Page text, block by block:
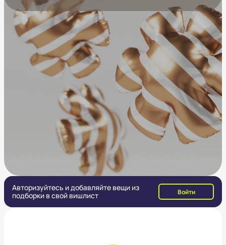
Авторизуйтесь и добавляйте вещи из
подборки в свой вишлист
Войти